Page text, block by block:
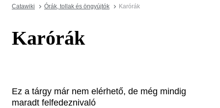
Catawiki Órák, tollak és öngyújtók Karórák
Karórák
Ez a tárgy már nem elérhető, de még mindig
maradt felfedeznivaló